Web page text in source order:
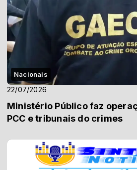
Nacionais
22/07/2026
Ministério Público faz
PCC e tribunais do crimes